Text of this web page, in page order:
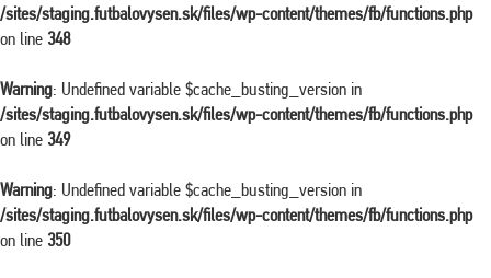
/sites/staging.futbalovysen.sk/files/wp-content/themes/fb/functions.php
on line 348
Warning: Undefined variable $cache_busting_version in
/sites/staging.futbalovysen.sk/files/wp-content/themes/fb/functions.php
on line 349
Warning: Undefined variable $cache_busting_version in
/sites/staging.futbalovysen.sk/files/wp-content/themes/fb/functions.php
on line 350